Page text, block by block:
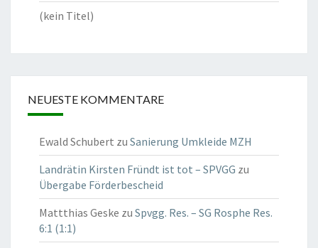
(kein Titel)
NEUESTE KOMMENTARE
Ewald Schubert zu Sanierung Umkleide MZH
Landrätin Kirsten Fründt ist tot – SPVGG zu
Übergabe Förderbescheid
Mattthias Geske zu Spvgg. Res. – SG Rosphe Res.
6:1 (1:1)